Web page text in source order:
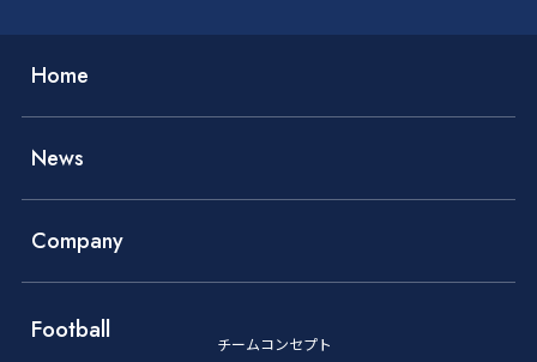
Home
News
Company
Football
チームコンセプト